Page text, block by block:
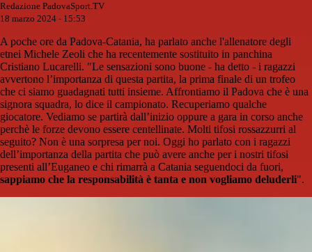
Redazione PadovaSport.TV
18 marzo 2024 - 15:53
A poche ore da Padova-Catania, ha parlato anche l'allenatore degli
etnei Michele Zeoli che ha recentemente sostituito in panchina
Cristiano Lucarelli. "Le sensazioni sono buone - ha detto - i ragazzi
avvertono l’importanza di questa partita, la prima finale di un trofeo
che ci siamo guadagnati tutti insieme. Affrontiamo il Padova che è una
signora squadra, lo dice il campionato. Recuperiamo qualche
giocatore. Vediamo se partirà dall’inizio oppure a gara in corso anche
perchè le forze devono essere centellinate. Molti tifosi rossazzurri al
seguito? Non è una sorpresa per noi. Oggi ho parlato con i ragazzi
dell’importanza della partita che può avere anche per i nostri tifosi
presenti all’Euganeo e chi rimarrà a Catania seguendoci da fuori,
sappiamo che la responsabilità è tanta e non vogliamo deluderli".